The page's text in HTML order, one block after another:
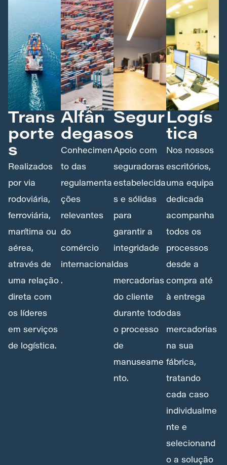
Trans
porte
s
Realizados
por via
rodoviária,
ferroviária,
marítima ou
aérea,
através de
uma relação
direta com
os líderes
em serviços
de logística.
Alfân
degas
Conhecimen
to das
regulamenta
ções
relevantes
do
comércio
internacional
.
Segur
os
Apoio com
seguradoras
estabelecida
s e sólidas
para
garantir a
integridade
das
mercadorias
do cliente
durante todo
o processo
de
manuseame
nto.
Logís
tica
Nos nossos
escritórios,
uma equipa
dedicada
acompanha
todos os
processos
desde a
compra até
à entrega
das
mercadorias
na sua
fábrica,
tratando
cada caso
individualme
nte e
selecionand
o a solução